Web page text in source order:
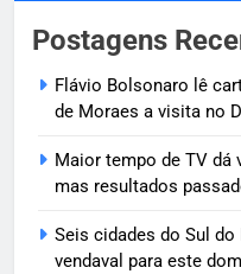
Postagens
Flávio Bolsonaro lê
de Moraes a visita no
Maior tempo de TV dá
mas resultados
Seis cidades do Sul
vendaval para este